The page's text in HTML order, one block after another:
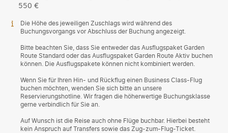
550 €
Die Höhe des jeweiligen Zuschlags wird während des
Buchungsvorgangs vor Abschluss der Buchung angezeigt.
Bitte beachten Sie, dass Sie entweder das Ausflugspaket Garden
Route Standard oder das Ausflugspaket Garden Route Aktiv buchen
können. Die Ausflugspakete können nicht kombiniert werden.
Wenn Sie für Ihren Hin- und Rückflug einen Business Class-Flug
buchen möchten, wenden Sie sich bitte an unsere
Reservierungshotline. Wir fragen die höherwertige Buchungsklasse
gerne verbindlich für Sie an.
Auf Wunsch ist die Reise auch ohne Flüge buchbar. Hierbei besteht
kein Anspruch auf Transfers sowie das Zug-zum-Flug-Ticket.